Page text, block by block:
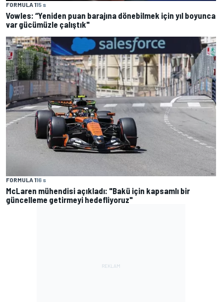
FORMULA 115 s
Vowles: “Yeniden puan barajına dönebilmek için yıl boyunca
var gücümüzle çalıştık"
FORMULA 116 s
McLaren mühendisi açıkladı: "Bakü için kapsamlı bir
güncelleme getirmeyi hedefliyoruz"